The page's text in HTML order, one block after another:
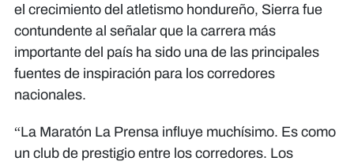
el crecimiento del atletismo hondureño, Sierra fue
contundente al señalar que la carrera más
importante del país ha sido una de las principales
fuentes de inspiración para los corredores
nacionales.
“La Maratón La Prensa influye muchísimo. Es como
un club de prestigio entre los corredores. Los